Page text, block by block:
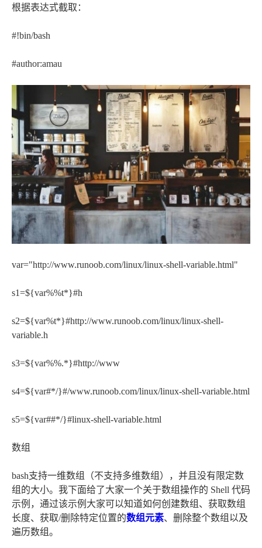
根据表达式截取：
#!bin/bash
#author:amau
var="http://www.runoob.com/linux/linux-shell-variable.html"
s1=${var%%t*}#h
s2=${var%t*}#http://www.runoob.com/linux/linux-shell-
variable.h
s3=${var%%.*}#http://www
s4=${var#*/}#/www.runoob.com/linux/linux-shell-variable.html
s5=${var##*/}#linux-shell-variable.html
数组
bash支持一维数组（不支持多维数组），并且没有限定数
组的大小。我下面给了大家一个关于数组操作的 Shell 代码
示例，通过该示例大家可以知道如何创建数组、获取数组
长度、获取/删除特定位置的数组元素、删除整个数组以及
遍历数组。